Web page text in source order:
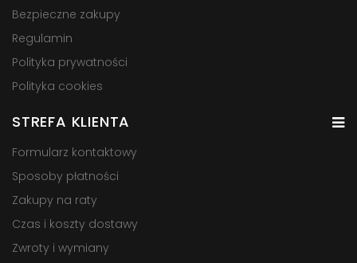
Bezpieczne zakupy
Regulamin
Polityka prywatności
Polityka cookies
STREFA KLIENTA
Formularz kontaktowy
Sposoby płatności
Zakupy na raty
Czas i koszty dostawy
Zwroty i wymiany